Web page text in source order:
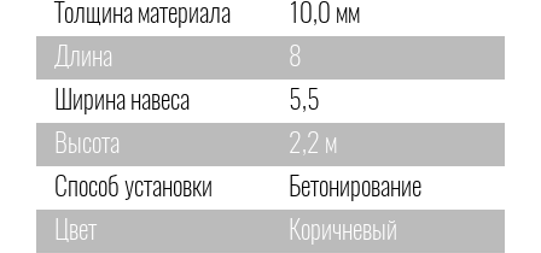
Толщина материала
10,0 мм
Длина
8
Ширина навеса
5,5
Высота
2,2 м
Способ установки
Бетонирование
Цвет
Коричневый